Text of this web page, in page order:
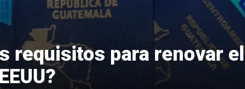
requisitos para renovar el